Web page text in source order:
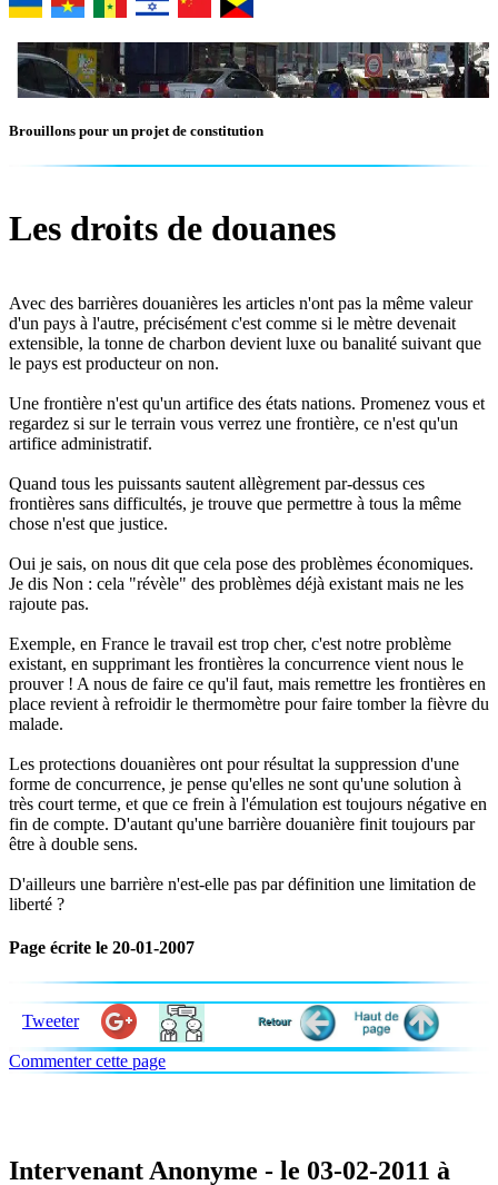
Brouillons pour un projet de constitution
Les droits de douanes
Avec des barrières douanières les articles n'ont pas la même valeur
d'un pays à l'autre, précisément c'est comme si le mètre devenait
extensible, la tonne de charbon devient luxe ou banalité suivant que
le pays est producteur on non.
Une frontière n'est qu'un artifice des états nations. Promenez vous et
regardez si sur le terrain vous verrez une frontière, ce n'est qu'un
artifice administratif.
Quand tous les puissants sautent allègrement par-dessus ces
frontières sans difficultés, je trouve que permettre à tous la même
chose n'est que justice.
Oui je sais, on nous dit que cela pose des problèmes économiques.
Je dis Non : cela "révèle" des problèmes déjà existant mais ne les
rajoute pas.
Exemple, en France le travail est trop cher, c'est notre problème
existant, en supprimant les frontières la concurrence vient nous le
prouver ! A nous de faire ce qu'il faut, mais remettre les frontières en
place revient à refroidir le thermomètre pour faire tomber la fièvre du
malade.
Les protections douanières ont pour résultat la suppression d'une
forme de concurrence, je pense qu'elles ne sont qu'une solution à
très court terme, et que ce frein à l'émulation est toujours négative en
fin de compte. D'autant qu'une barrière douanière finit toujours par
être à double sens.
D'ailleurs une barrière n'est-elle pas par définition une limitation de
liberté ?
Page écrite le 20-01-2007
Tweeter
Commenter cette page
Intervenant Anonyme - le 03-02-2011 à